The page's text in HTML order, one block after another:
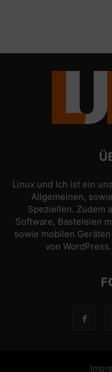
Linux und Ich ist ein
Allgemeinen,
Speziellen. Zudem
Software, Basteleien
sowie mobilen
von WordPress